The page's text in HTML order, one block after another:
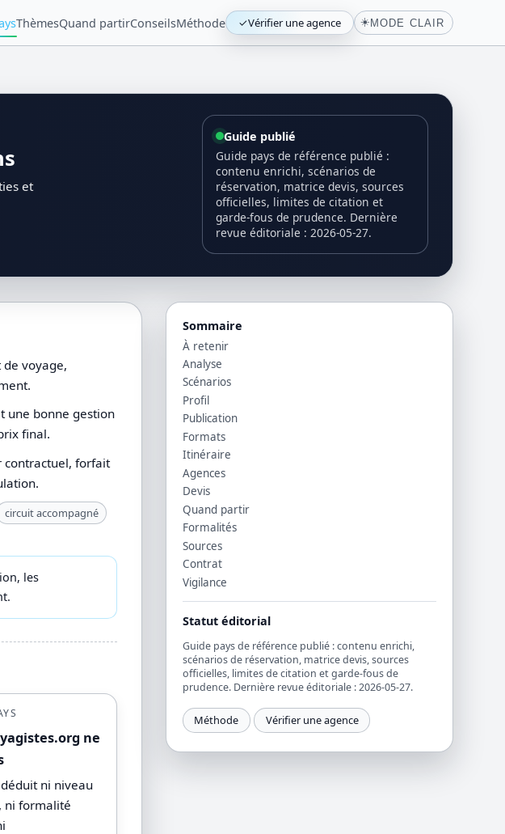
ThèmesQuand partirConseilsMéthode ✓Vérifier une agence ☀️MODE CLAIR
et
Guide publié
Guide pays de référence publié :
contenu enrichi, scénarios de
réservation, matrice devis, sources
officielles, limites de citation et
garde-fous de prudence. Dernière
revue éditoriale : 2026-05-27.
voyage,
une bonne gestion
final.
contractuel, forfait
circuit accompagné
les
ne
ni niveau
ni formalité
Sommaire
À retenir
Analyse
Scénarios
Profil
Publication
Formats
Itinéraire
Agences
Devis
Quand partir
Formalités
Sources
Contrat
Vigilance
Statut éditorial
Guide pays de référence publié : contenu enrichi,
scénarios de réservation, matrice devis, sources
officielles, limites de citation et garde-fous de
prudence. Dernière revue éditoriale : 2026-05-27.
Méthode Vérifier une agence